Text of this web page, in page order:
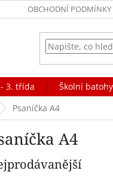
OBCHODNÍ PODMÍNKY
3. třída Školní
Psaníčka A4
A4